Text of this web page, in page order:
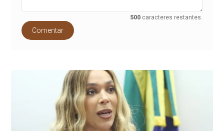
500 caracteres restantes.
Comentar